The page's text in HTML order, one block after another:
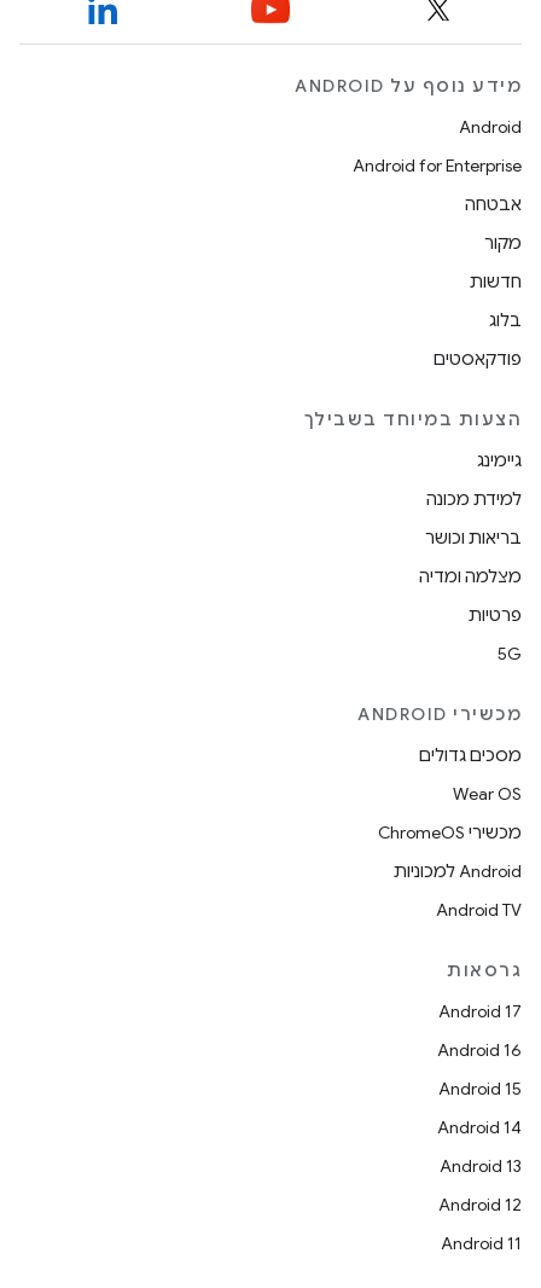
מידע נוסף על ANDROID
Android
Android for Enterprise
אבטחה
מקור
חדשות
בלוג
פודקאסטים
הצעות במיוחד בשבילך
גיימינג
למידת מכונה
בריאות וכושר
מצלמה ומדיה
פרטיות
5G
מכשירי ANDROID
מסכים גדולים
Wear OS
מכשירי ChromeOS
Android למכוניות
Android TV
גרסאות
Android 17
Android 16
Android 15
Android 14
Android 13
Android 12
Android 11